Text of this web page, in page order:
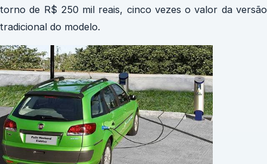
torno de R$ 250 mil reais, cinco vezes o valor da versão
tradicional do modelo.